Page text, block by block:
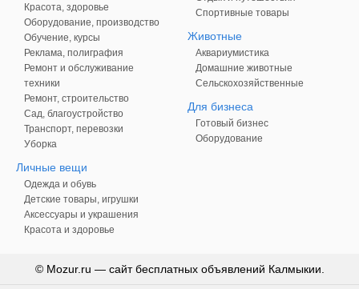
Красота, здоровье
Оборудование, производство
Обучение, курсы
Реклама, полиграфия
Ремонт и обслуживание
техники
Ремонт, строительство
Сад, благоустройство
Транспорт, перевозки
Уборка
Личные вещи
Одежда и обувь
Детские товары, игрушки
Аксессуары и украшения
Красота и здоровье
Спортивные товары
Животные
Аквариумистика
Домашние животные
Сельскохозяйственные
Для бизнеса
Готовый бизнес
Оборудование
© Mozur.ru — сайт бесплатных объявлений Калмыкии.